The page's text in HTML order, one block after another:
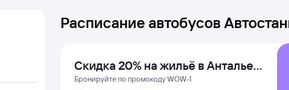
Расписание автобусов
Скидка 20% на жильё в Анталье
и Даламане
Бронируйте по промокоду WOW-1